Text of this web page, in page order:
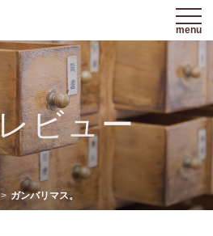
menu
ビュー
ガンバリマス。